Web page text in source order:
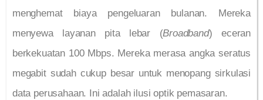
menghemat biaya pengeluaran bulanan. Mereka
menyewa layanan pita lebar (Broadband) eceran
berkekuatan 100 Mbps. Mereka merasa angka seratus
megabit sudah cukup besar untuk menopang sirkulasi
data perusahaan. Ini adalah ilusi optik pemasaran.